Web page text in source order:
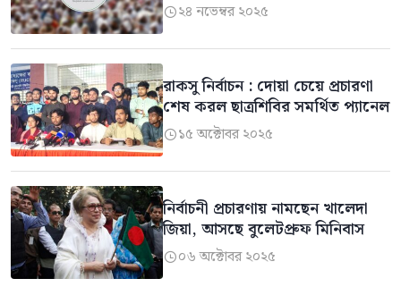
২৪ নভেম্বর ২০২৫
রাকসু নির্বাচন : দোয়া চেয়ে প্রচারণা
শেষ করল ছাত্রশিবির সমর্থিত প্যানেল
১৫ অক্টোবর ২০২৫
নির্বাচনী প্রচারণায় নামছেন খালেদা
জিয়া, আসছে বুলেটপ্রুফ মিনিবাস
০৬ অক্টোবর ২০২৫